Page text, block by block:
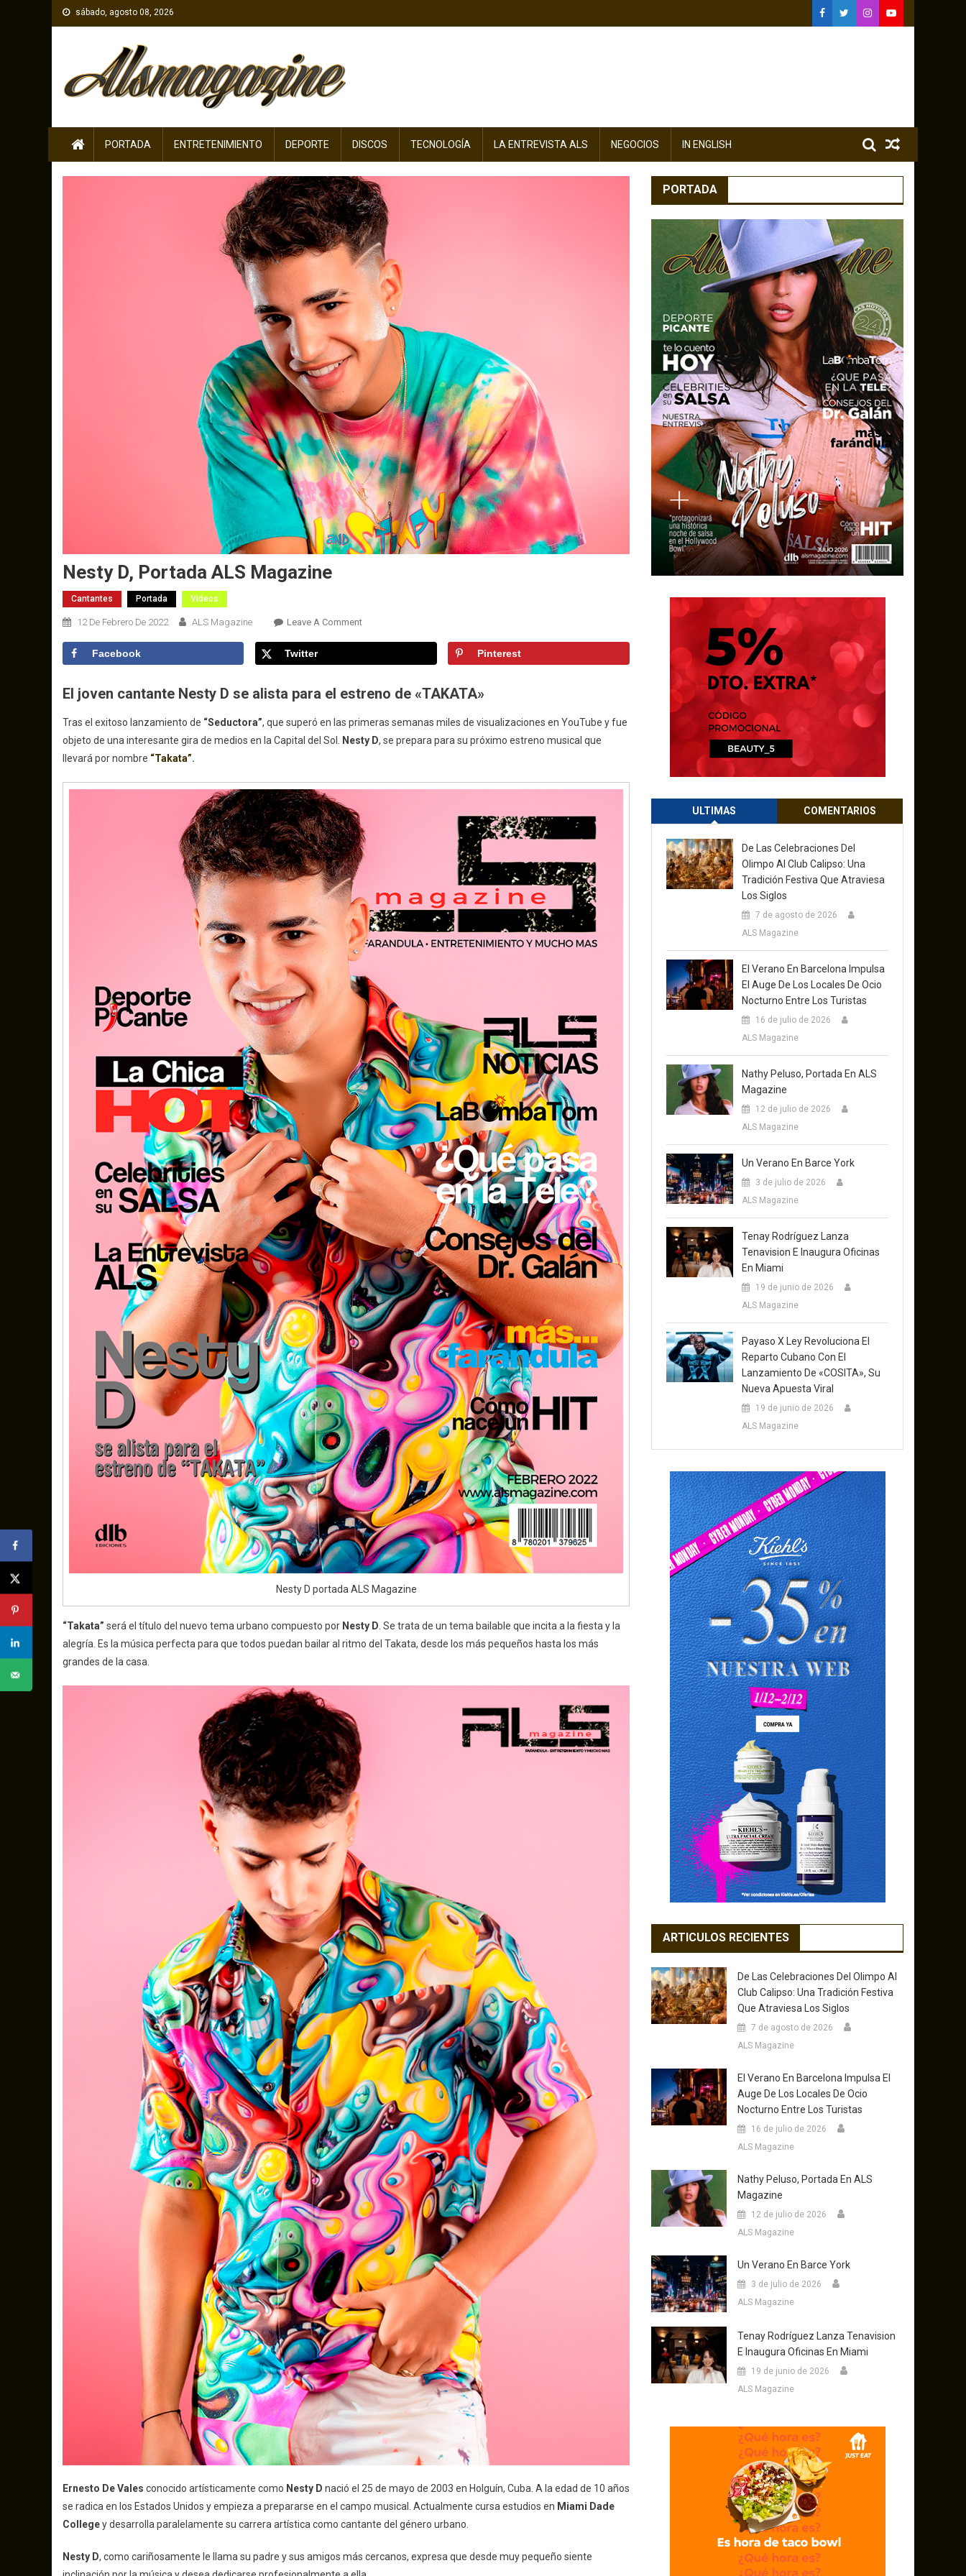
sábado, agosto 08, 2026
PORTADA ENTRETENIMIENTO DEPORTE DISCOS TECNOLOGÍA LA ENTREVISTA ALS NEGOCIOS IN ENGLISH
Nesty D, Portada ALS Magazine
Cantantes Portada Videos
12 De Febrero De 2022 ALS Magazine Leave A CommentOn
Facebook Twitter Pinterest
El joven cantante Nesty D se alista para el estreno de «TAKATA»
Tras el exitoso lanzamiento de “Seductora”, que superó en las primeras semanas miles de visualizaciones en YouTube y fue
objeto de una interesante gira de medios en la Capital del Sol.
Nesty D, se prepara para su próximo estreno musical que
llevará por nombre “Takata”.
Nesty D portada ALS Magazine
“Takata” será el título del nuevo tema urbano compuesto por Nesty D . Se trata de un tema bailable que incita a la fiesta y la
alegría. Es la música perfecta para que todos puedan bailar al ritmo del Takata, desde los más pequeños hasta los más
grandes de la casa.
Ernesto De Vales conocido artísticamente como Nesty D nació el 25 de mayo de 2003 en Holguín, Cuba. A la edad de 10 años
se radica en los Estados Unidos y empieza a prepararse en el campo musical. Actualmente cursa estudios en Miami Dade
Collegey desarrolla paralelamente su carrera artística como cantante del género urbano.
Nesty D, como cariñosamente le llama su padre y sus amigos más cercanos, expresa que desde muy pequeño siente
PORTADA
ULTIMAS COMENTARIOS
De Las Celebraciones Del
Olimpo Al Club Calipso: Una
Tradición Festiva Que Atraviesa
Los Siglos
7 de agosto de 2026
ALS Magazine
El Verano En Barcelona Impulsa
El Auge De Los Locales De Ocio
Nocturno Entre Los Turistas
16 de julio de 2026
ALS Magazine
Nathy Peluso, Portada En ALS
Magazine
12 de julio de 2026
ALS Magazine
Un Verano En Barce York
3 de julio de 2026
ALS Magazine
Tenay Rodríguez Lanza
Tenavision E Inaugura Oficinas
En Miami
19 de junio de 2026
ALS Magazine
Payaso X Ley Revoluciona El
Reparto Cubano Con El
Lanzamiento De «COSITA», Su
Nueva Apuesta Viral
19 de junio de 2026
ALS Magazine
ARTICULOS RECIENTES
De Las Celebraciones Del Olimpo Al
Club Calipso: Una Tradición Festiva
Que Atraviesa Los Siglos
7 de agosto de 2026
ALS Magazine
El Verano En Barcelona Impulsa El
Auge De Los Locales De Ocio
Nocturno Entre Los Turistas
16 de julio de 2026
ALS Magazine
Nathy Peluso, Portada En ALS
Magazine
12 de julio de 2026
ALS Magazine
Un Verano En Barce York
3 de julio de 2026
ALS Magazine
Tenay Rodríguez Lanza Tenavision
E Inaugura Oficinas En Miami
19 de junio de 2026
ALS Magazine